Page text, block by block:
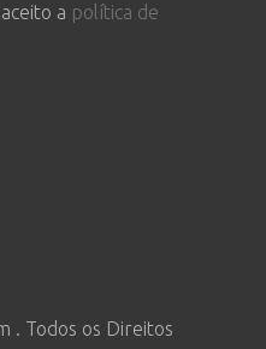
a política de
. Todos os Direitos